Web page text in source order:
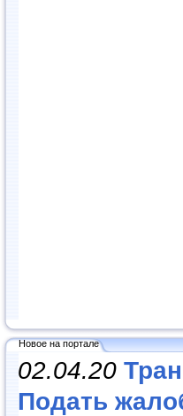
Новое на портале
02.04.20
Подать